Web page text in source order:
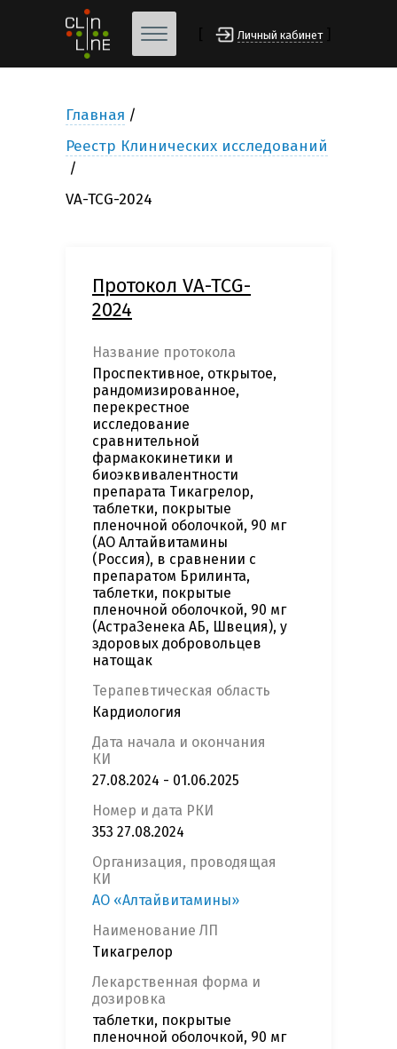
Личный кабинет
Главная
Реестр Клинических исследований
VA-TCG-2024
Протокол VA-TCG-
2024
Название протокола
Проспективное, открытое,
рандомизированное,
перекрестное
исследование
сравнительной
фармакокинетики и
биоэквивалентности
препарата Тикагрелор,
таблетки, покрытые
пленочной оболочкой, 90 мг
(АО Алтайвитамины
(Россия), в сравнении с
препаратом Брилинта,
таблетки, покрытые
пленочной оболочкой, 90 мг
(АстраЗенека АБ, Швеция), у
здоровых добровольцев
натощак
Терапевтическая область
Кардиология
Дата начала и окончания
КИ
27.08.2024 - 01.06.2025
Номер и дата РКИ
353 27.08.2024
Организация, проводящая
КИ
АО «Алтайвитамины»
Наименование ЛП
Тикагрелор
Лекарственная форма и
дозировка
таблетки, покрытые
пленочной оболочкой, 90 мг